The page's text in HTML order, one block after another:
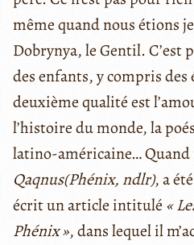
même quand nous étions
Dobrynya, le Gentil. C’est
des enfants, y compris des
deuxième qualité est
l’histoire du monde, la
latino-américaine…
Qaqnus(Phénix, ndlr), a
écrit un article intitulé «
Phénix », dans lequel il